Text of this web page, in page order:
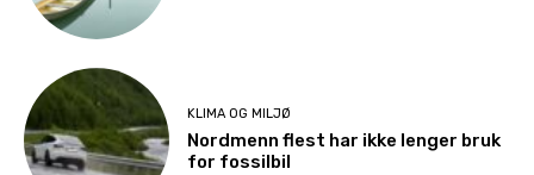
KLIMA OG MILJØ
Nordmenn flest har ikke lenger bruk
for fossilbil